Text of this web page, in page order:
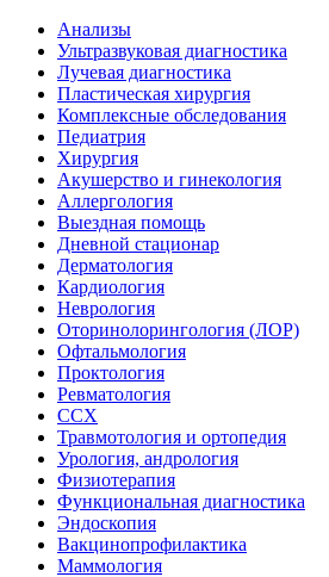
Анализы
Ультразвуковая диагностика
Лучевая диагностика
Пластическая хирургия
Комплексные обследования
Педиатрия
Хирургия
Акушерство и гинекология
Аллергология
Выездная помощь
Дневной стационар
Дерматология
Кардиология
Неврология
Оторинолорингология (ЛОР)
Офтальмология
Проктология
Ревматология
ССХ
Травмотология и ортопедия
Урология, андрология
Физиотерапия
Функциональная диагностика
Эндоскопия
Вакцинопрофилактика
Маммология